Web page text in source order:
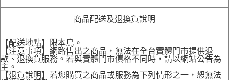
商品配送及退換貨說明
【配送地點】限本島。
【注意事項】網路售出之商品，無法在全台實體門市提供退
款、退換貨服務。若與實體門市價格不同時，請以網站公告為
主。
【退貨說明】若您購買之商品或服務為下列情形之一，恕無法